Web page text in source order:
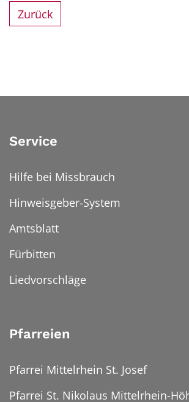
Zurück
Service
Hilfe bei Missbrauch
Hinweisgeber-System
Amtsblatt
Fürbitten
Liedvorschläge
Pfarreien
Pfarrei Mittelrhein St. Josef
Pfarrei St. Nikolaus Mittelrhein-